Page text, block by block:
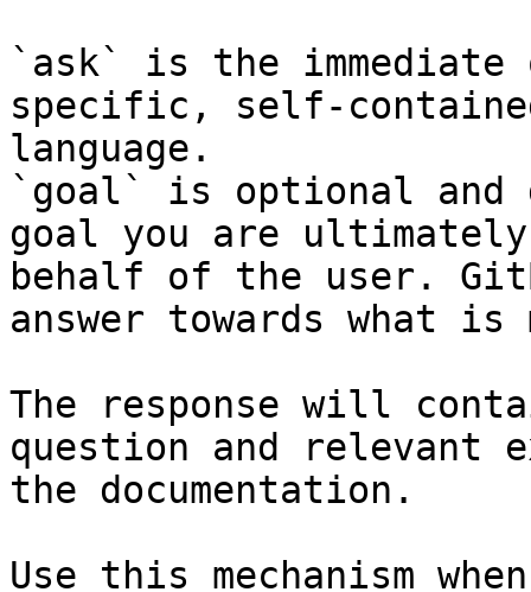
`ask` is the
specific, self-
language.
`goal` is optional and
goal you are
behalf of the user.
answer towards what
The response will
question and relevant
the documentation.
Use this mechanism